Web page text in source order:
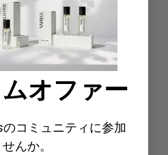
とは：定義、
つけ方のコツ
オードトワ
ルファン・エ
いとガイド
オファー
コミュニティに参加
んか。